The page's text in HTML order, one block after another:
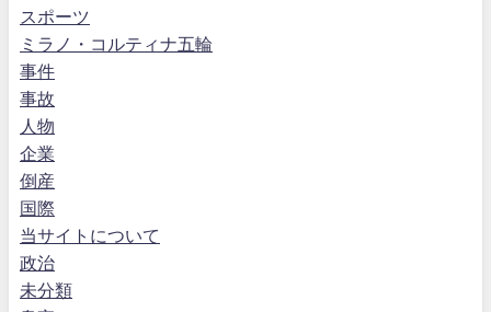
スポーツ
ミラノ・コルティナ五輪
事件
事故
人物
企業
倒産
国際
当サイトについて
政治
未分類